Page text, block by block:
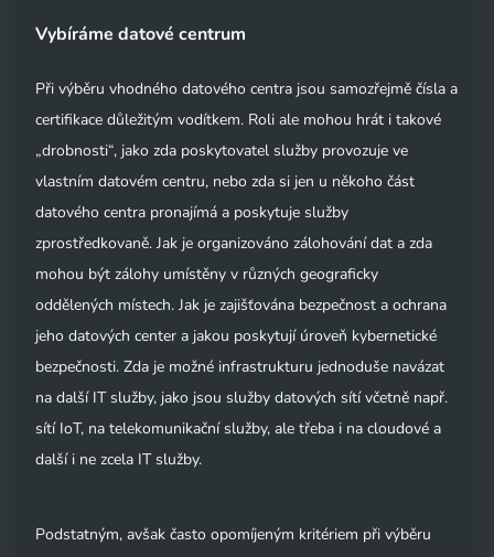
Vybíráme datové centrum
Při výběru vhodného datového centra jsou samozřejmě čísla a
certifikace důležitým vodítkem. Roli ale mohou hrát i takové
„drobnosti“, jako zda poskytovatel služby provozuje ve
vlastním datovém centru, nebo zda si jen u někoho část
datového centra pronajímá a poskytuje služby
zprostředkovaně. Jak je organizováno zálohování dat a zda
mohou být zálohy umístěny v různých geograficky
oddělených místech. Jak je zajišťována bezpečnost a ochrana
jeho datových center a jakou poskytují úroveň kybernetické
bezpečnosti. Zda je možné infrastrukturu jednoduše navázat
na další IT služby, jako jsou služby datových sítí včetně např.
sítí IoT, na telekomunikační služby, ale třeba i na cloudové a
další i ne zcela IT služby.
Podstatným, avšak často opomíjeným kritériem při výběru